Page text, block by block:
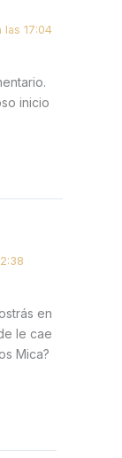
17:04
inicio
en
le cae
Mica?